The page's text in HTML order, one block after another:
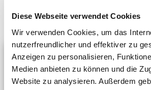
Diese Webseite verwendet Cookies
Wir verwenden Cookies, um das
nutzerfreundlicher und effektiver zu
Anzeigen zu personalisieren,
Medien anbieten zu können und die
Website zu analysieren. Außerdem
©Manuel Reger
Oliver Antoni